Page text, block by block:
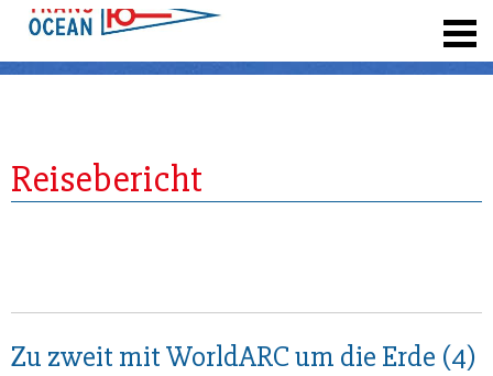
Reisebericht
Zu zweit mit WorldARC um die Erde (4)